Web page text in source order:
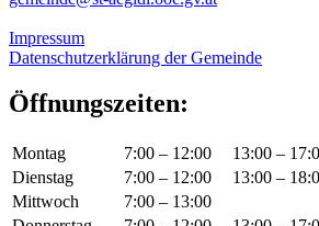
Impressum
Datenschutzerklärung der Gemeinde
Öffnungszeiten:
Montag 7:00 – 12:00
13:00 –
Dienstag
7:00 – 12:00
13:00 –
Mittwoch
7:00 – 13:00